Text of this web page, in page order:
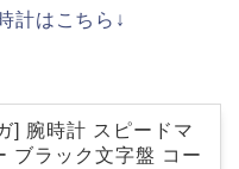
計はこちら↓
] 腕時計 スピードマ
ブラック文字盤 コー